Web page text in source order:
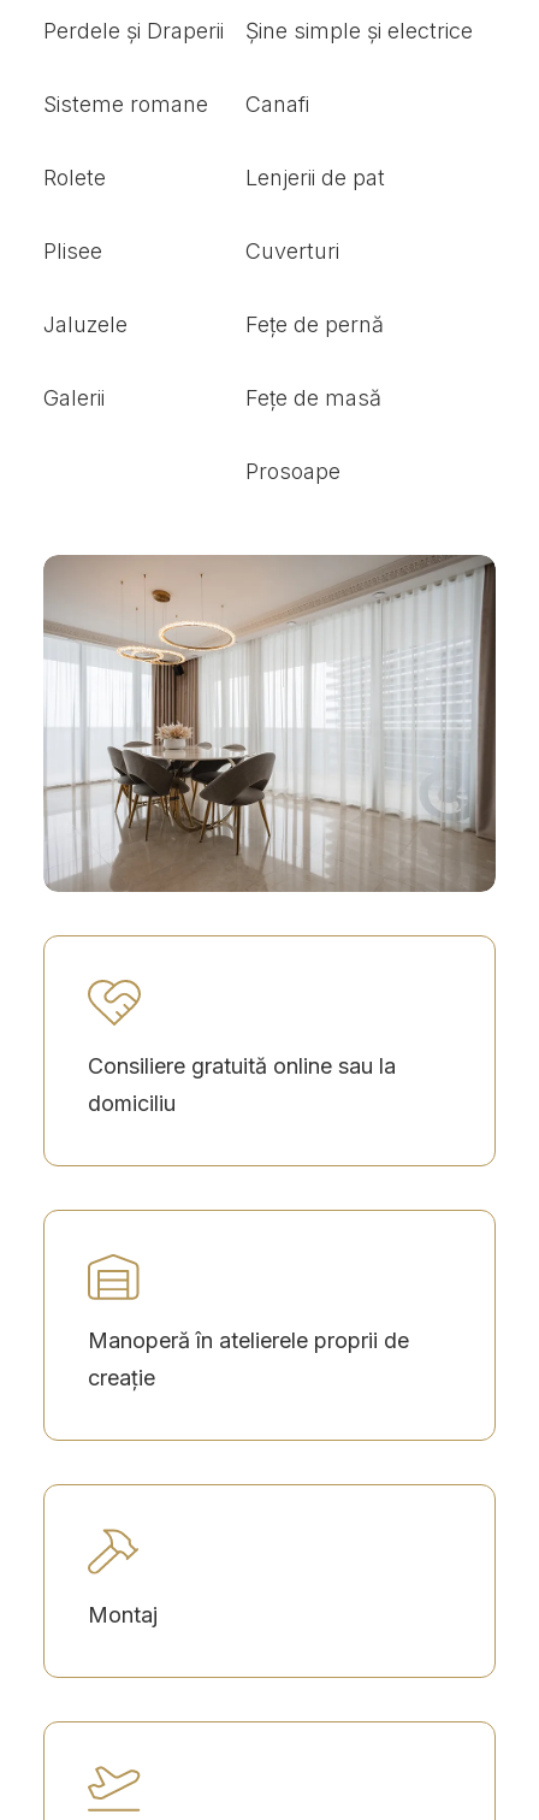
Perdele și Draperii Șine simple și electrice
Sisteme romane Canafi
Rolete Lenjerii de pat
Plisee Cuverturi
Jaluzele Fețe de pernă
Galerii Fețe de masă
Prosoape
Consiliere gratuită online sau la
domiciliu
Manoperă în atelierele proprii de
creație
Montaj